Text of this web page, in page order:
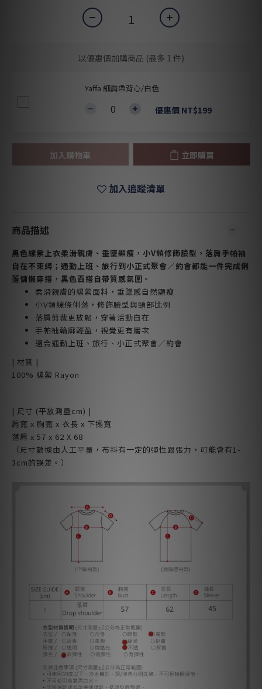
以優惠價加購商品 (最多 1 件)
Yaffa 細肩帶背心/白色
優惠價 NT$199
加入購物車 立即購買
加入追蹤清單
商品描述
黑色縲縈上衣柔滑親膚、垂墜顯瘦，小V領修飾臉型，落肩手帕袖
自在不束縛；通勤上班、旅行到小正式聚會／約會都能一件完成俐
落慵懶穿搭，黑色百搭自帶質感氛圍。
柔滑親膚的縲縈面料，垂墜感自然顯瘦
小V領線條俐落，修飾臉型與頸部比例
落肩剪裁更放鬆，穿著活動自在
手帕袖輪廓輕盈，視覺更有層次
適合通勤上班、旅行、小正式聚會／約會
| 材質 |
100% 縲縈 Rayon
| 尺寸 (平放測量cm) |
肩寬 x 胸寬 x 衣長 x 下擺寬
落肩 x 57 x 62 X 68
（尺寸數據由人工平量，布料有一定的彈性跟張力，可能會有1-
3cm的誤差。）